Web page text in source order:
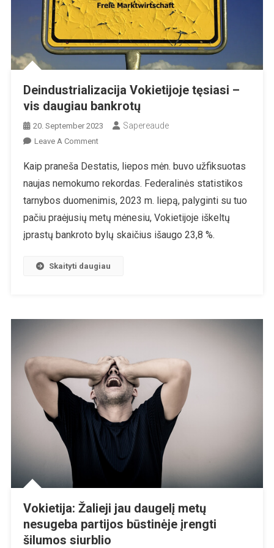
Deindustrializacija Vokietijoje tęsiasi –
vis daugiau bankrotų
20. September 2023 Sapereaude
Leave A CommentOn
Vokietijoje
Tęsiasi
–
Daugiau
Bankrotų
Kaip praneša Destatis, liepos mėn. buvo užfiksuotas
naujas nemokumo rekordas. Federalinės statistikos
tarnybos duomenimis, 2023 m. liepą, palyginti su tuo
pačiu praėjusių metų mėnesiu, Vokietijoje iškeltų
įprastų bankroto bylų skaičius išaugo 23,8 %.
Skaityti daugiau
Vokietija: Žalieji jau daugelį metų
nesugeba partijos būstinėje įrengti
šilumos siurblio